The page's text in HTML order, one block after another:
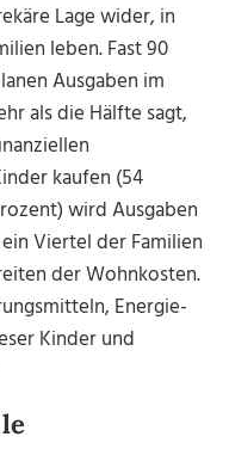
Lage wider, in
leben. Fast 90
Ausgaben im
als die Hälfte sagt,
kaufen (54
wird Ausgaben
Viertel der Familien
der Wohnkosten.
Energie-
Kinder und